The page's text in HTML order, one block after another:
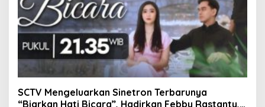
SCTV Mengeluarkan Sinetron Terbarunya
“Biarkan Hati Bicara”, Hadirkan Febby Rastanty,